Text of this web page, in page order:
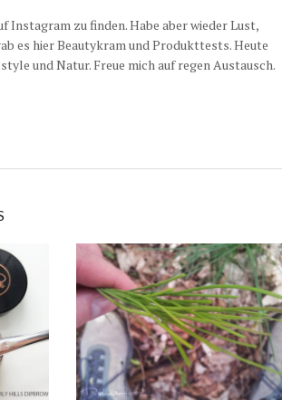
Instagram zu finden. Habe aber wieder Lust,
es hier Beautykram und Produkttests. Heute
und Natur. Freue mich auf regen Austausch.